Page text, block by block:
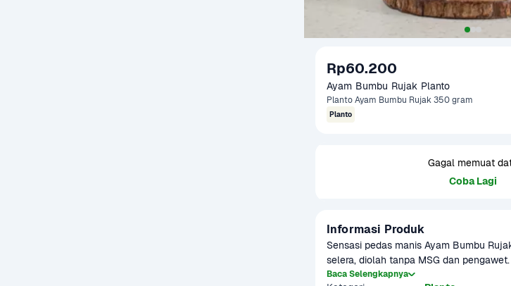
Rp60.200
Ayam Bumbu Rujak Planto
Planto Ayam Bumbu Rujak 350 gram
Planto
Gagal memuat
Coba Lagi
Informasi Produk
Sensasi pedas manis Ayam Bumbu
selera, diolah tanpa MSG dan
untuk dinikmati kapan saja.
Baca Selengkapnya